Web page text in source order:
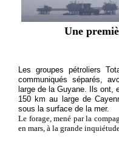
Une
Les groupes pétroliers
communiqués séparés,
large de la Guyane. Ils ont,
150 km au large de
sous la surface de la mer.
Le forage, mené par la
en mars, à la grande